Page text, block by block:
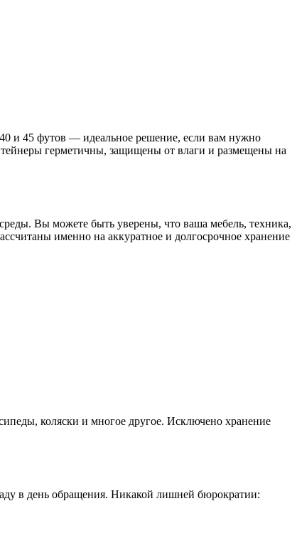
и 45 футов — идеальное решение, если вам нужно
герметичны, защищены от влаги и размещены на
Вы можете быть уверены, что ваша мебель, техника,
именно на аккуратное и долгосрочное хранение
коляски и многое другое. Исключено хранение
в день обращения. Никакой лишней бюрократии: